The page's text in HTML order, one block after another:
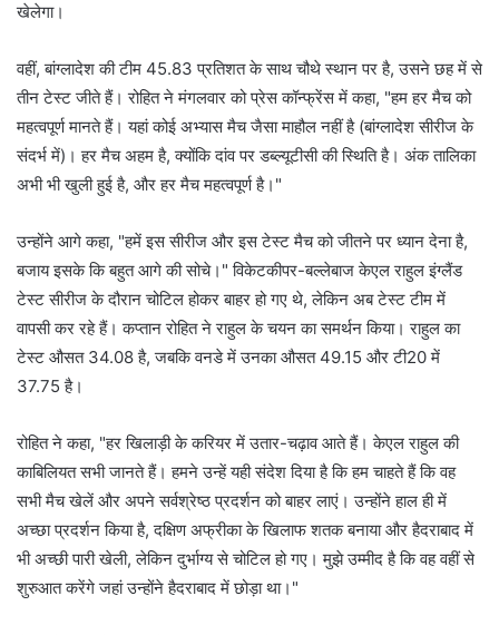
खेलेगा।
वहीं, बांग्लादेश की टीम 45.83 प्रतिशत के साथ चौथे स्थान पर है, उसने छह में से
तीन टेस्ट जीते हैं। रोहित ने मंगलवार को प्रेस कॉन्फ्रेंस में कहा, "हम हर मैच को
महत्वपूर्ण मानते हैं। यहां कोई अभ्यास मैच जैसा माहौल नहीं है (बांग्लादेश सीरीज के
संदर्भ में)। हर मैच अहम है, क्योंकि दांव पर डब्ल्यूटीसी की स्थिति है। अंक तालिका
अभी भी खुली हुई है, और हर मैच महत्वपूर्ण है।"
उन्होंने आगे कहा, "हमें इस सीरीज और इस टेस्ट मैच को जीतने पर ध्यान देना है,
बजाय इसके कि बहुत आगे की सोचे।" विकेटकीपर-बल्लेबाज केएल राहुल इंग्लैंड
टेस्ट सीरीज के दौरान चोटिल होकर बाहर हो गए थे, लेकिन अब टेस्ट टीम में
वापसी कर रहे हैं। कप्तान रोहित ने राहुल के चयन का समर्थन किया। राहुल का
टेस्ट औसत 34.08 है, जबकि वनडे में उनका औसत 49.15 और टी20 में
37.75 है।
रोहित ने कहा, "हर खिलाड़ी के करियर में उतार-चढ़ाव आते हैं। केएल राहुल की
काबिलियत सभी जानते हैं। हमने उन्हें यही संदेश दिया है कि हम चाहते हैं कि वह
सभी मैच खेलें और अपने सर्वश्रेष्ठ प्रदर्शन को बाहर लाएं। उन्होंने हाल ही में
अच्छा प्रदर्शन किया है, दक्षिण अफ्रीका के खिलाफ शतक बनाया और हैदराबाद में
भी अच्छी पारी खेली, लेकिन दुर्भाग्य से चोटिल हो गए। मुझे उम्मीद है कि वह वहीं से
शुरुआत करेंगे जहां उन्होंने हैदराबाद में छोड़ा था।"